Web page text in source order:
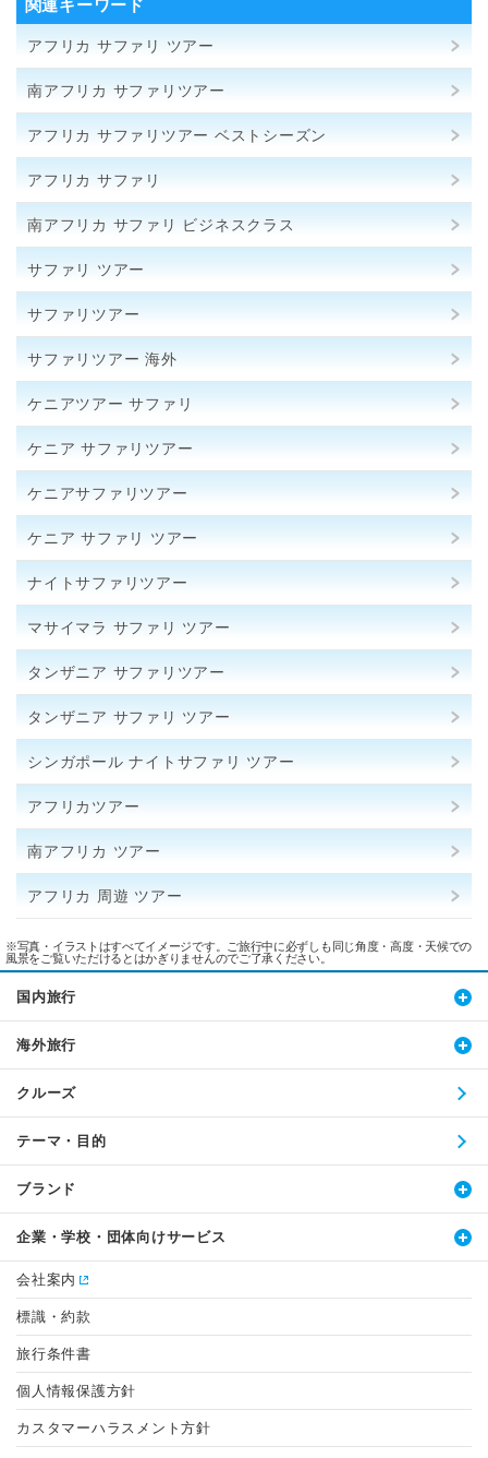
関連キーワード
アフリカ サファリ ツアー
南アフリカ サファリツアー
アフリカ サファリツアー ベストシーズン
アフリカ サファリ
南アフリカ サファリ ビジネスクラス
サファリ ツアー
サファリツアー
サファリツアー 海外
ケニアツアー サファリ
ケニア サファリツアー
ケニアサファリツアー
ケニア サファリ ツアー
ナイトサファリツアー
マサイマラ サファリ ツアー
タンザニア サファリツアー
タンザニア サファリ ツアー
シンガポール ナイトサファリ ツアー
アフリカツアー
南アフリカ ツアー
アフリカ 周遊 ツアー
※写真・イラストはすべてイメージです。ご旅行中に必ずしも同じ角度・高度・天候での
風景をご覧いただけるとはかぎりませんのでご了承ください。
国内旅行
海外旅行
クルーズ
テーマ・目的
ブランド
企業・学校・団体向けサービス
会社案内
標識・約款
旅行条件書
個人情報保護方針
カスタマーハラスメント方針